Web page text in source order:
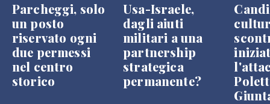
Parcheggi, solo
un posto
riservato ogni
due permessi
nel centro
storico
Usa-Israele,
dagli aiuti
militari a una
partnership
strategica
permanente?